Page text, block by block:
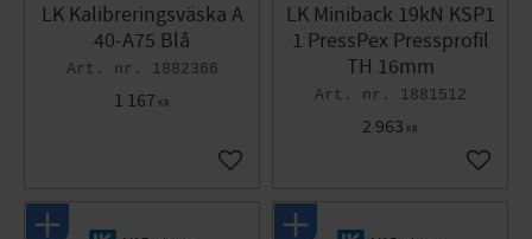
LK Kalibreringsväska A
40-A75 Blå
1882366
1 167 KR
Lägg till i favoriter
LK Miniback 19kN KSP1
1 PressPex Pressprofil
TH 16mm
1881512
2 963 KR
Lägg